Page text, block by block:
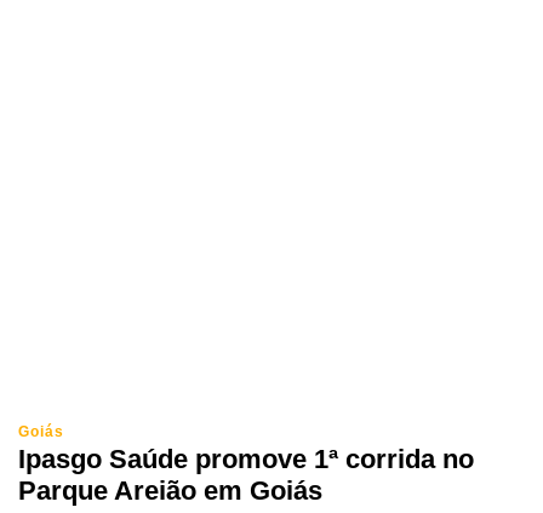
Goiás
Ipasgo Saúde promove 1ª corrida no
Parque Areião em Goiás